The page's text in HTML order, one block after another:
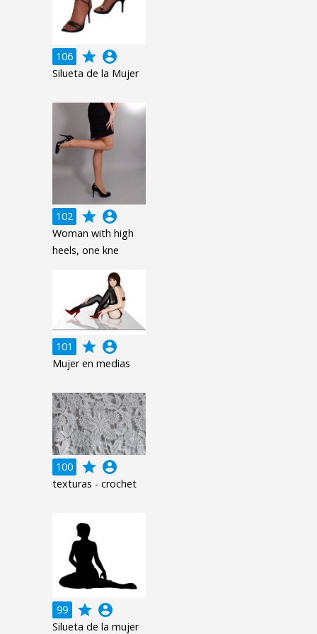
106 grade account_circle
Silueta de la Mujer
102 grade account_circle
Woman with high
heels, one kne
101 grade account_circle
Mujer en medias
100 grade account_circle
texturas - crochet
99 grade account_circle
Silueta de la mujer